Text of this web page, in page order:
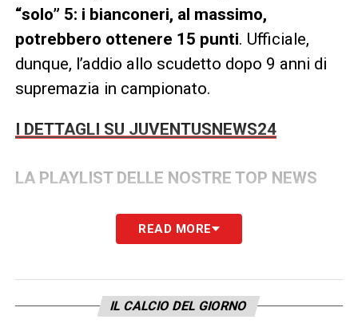
“solo” 5: i bianconeri, al massimo,
potrebbero ottenere 15 punti. Ufficiale,
dunque, l’addio allo scudetto dopo 9 anni di
supremazia in campionato.
I DETTAGLI SU JUVENTUSNEWS24
LA PLAYLIST DELLE NOSTRE TOP NEWS
READ MORE
IL CALCIO DEL GIORNO